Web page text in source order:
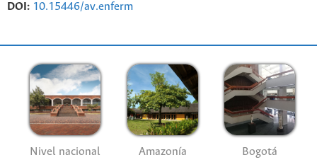
DOI: 10.15446/av.enferm
Nivel nacional Amazonía Bogotá